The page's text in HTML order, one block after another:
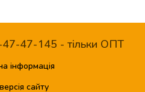
47-145 - тільки ОПТ
інформація
сайту